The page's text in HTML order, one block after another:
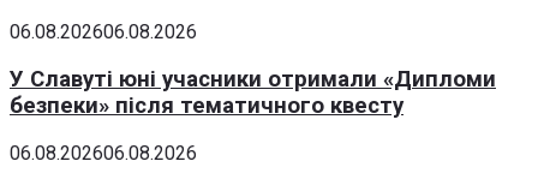
06.08.202606.08.2026
У Славуті юні учасники отримали «Дипломи
безпеки» після тематичного квесту
06.08.202606.08.2026